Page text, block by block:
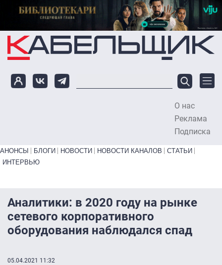
Перейти к основному содержанию
О нас
Реклама
Подписка
Primary links bottom
АНОНСЫ БЛОГИ НОВОСТИ НОВОСТИ КАНАЛОВ
СТАТЬИ
ИНТЕРВЬЮ
Аналитики: в 2020 году на рынке
сетевого корпоративного
оборудования наблюдался спад
05.04.2021 11:32